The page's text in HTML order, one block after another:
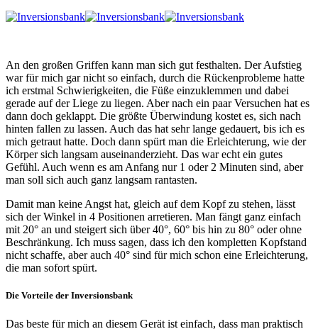
An den großen Griffen kann man sich gut festhalten. Der Aufstieg
war für mich gar nicht so einfach, durch die Rückenprobleme hatte
ich erstmal Schwierigkeiten, die Füße einzuklemmen und dabei
gerade auf der Liege zu liegen. Aber nach ein paar Versuchen hat es
dann doch geklappt. Die größte Überwindung kostet es, sich nach
hinten fallen zu lassen. Auch das hat sehr lange gedauert, bis ich es
mich getraut hatte. Doch dann spürt man die Erleichterung, wie der
Körper sich langsam auseinanderzieht. Das war echt ein gutes
Gefühl. Auch wenn es am Anfang nur 1 oder 2 Minuten sind, aber
man soll sich auch ganz langsam rantasten.
Damit man keine Angst hat, gleich auf dem Kopf zu stehen, lässt
sich der Winkel in 4 Positionen arretieren. Man fängt ganz einfach
mit 20° an und steigert sich über 40°, 60° bis hin zu 80° oder ohne
Beschränkung. Ich muss sagen, dass ich den kompletten Kopfstand
nicht schaffe, aber auch 40° sind für mich schon eine Erleichterung,
die man sofort spürt.
Die Vorteile der Inversionsbank
Das beste für mich an diesem Gerät ist einfach, dass man praktisch